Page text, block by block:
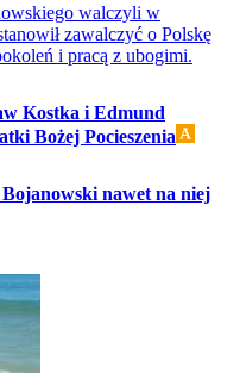
walczyli w
zawalczyć o Polskę
i pracą z ubogimi.
Kostka i Edmund
Bożej Pocieszenia
nawet na niej